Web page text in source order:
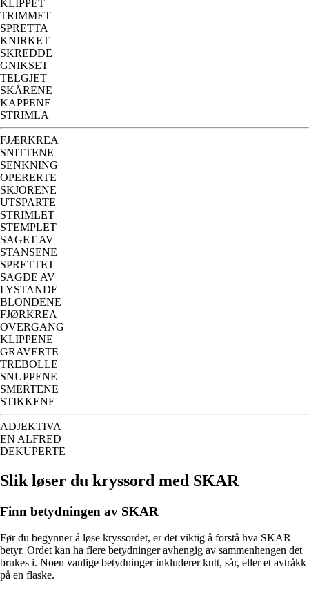
KLIPPET
TRIMMET
SPRETTA
KNIRKET
SKREDDE
GNIKSET
TELGJET
SKÅRENE
KAPPENE
STRIMLA
FJÆRKREA
SNITTENE
SENKNING
OPERERTE
SKJORENE
UTSPARTE
STRIMLET
STEMPLET
SAGET AV
STANSENE
SPRETTET
SAGDE AV
LYSTANDE
BLONDENE
FJØRKREA
OVERGANG
KLIPPENE
GRAVERTE
TREBOLLE
SNUPPENE
SMERTENE
STIKKENE
ADJEKTIVA
EN ALFRED
DEKUPERTE
Slik løser du kryssord med SKAR
Finn betydningen av SKAR
Før du begynner å løse kryssordet, er det viktig å forstå hva SKAR
betyr. Ordet kan ha flere betydninger avhengig av sammenhengen det
brukes i. Noen vanlige betydninger inkluderer kutt, sår, eller et avtråkk
på en flaske.